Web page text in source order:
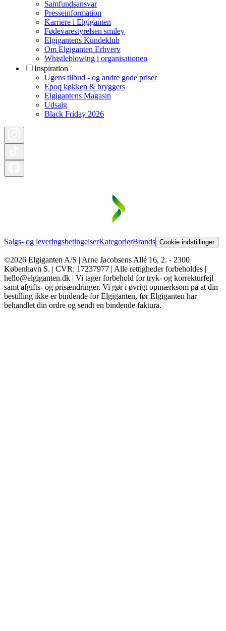
Samfundsansvar
Presseinformation
Karriere i Elgiganten
Fødevarestyrelsen smiley
Elgigantens Kundeklub
Om Elgiganten Erhverv
Whistleblowing i organisationen
Inspiration
Ugens tilbud - og andre gode priser
Epoq køkken & bryggers
Elgigantens Magasin
Udsalg
Black Friday 2026
Salgs- og leveringsbetingelserKategorierBrands Cookie indstillinger
©2026 Elgiganten A/S | Arne Jacobsens Allé 16, 2. - 2300
København S. | CVR: 17237977 | Alle rettigheder forbeholdes |
hello@elgiganten.dk | Vi tager forbehold for tryk- og korrekturfejl
samt afgifts- og prisændringer. Vi gør i øvrigt opmærksom på at din
bestilling ikke er bindende for Elgiganten, før Elgiganten har
behandlet din ordre og sendt en bindende faktura.